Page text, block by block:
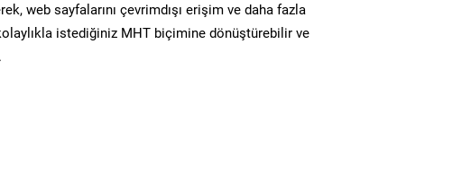
web sayfalarını çevrimdışı erişim ve daha fazla
istediğiniz MHT biçimine dönüştürebilir ve